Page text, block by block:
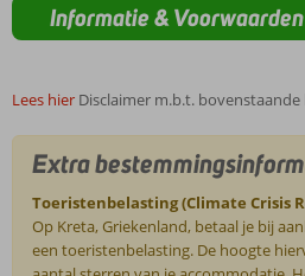
Informatie &
Lees hier Disclaimer m.b.t.
Extra
Toeristenbelasting (Climate Crisis
Op Kreta, Griekenland, betaal je bij
een toeristenbelasting. De hoogte